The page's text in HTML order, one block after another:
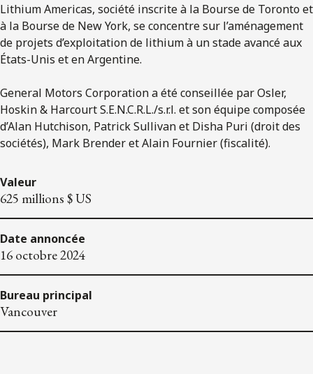
Lithium Americas, société inscrite à la Bourse de Toronto et
à la Bourse de New York, se concentre sur l’aménagement
de projets d’exploitation de lithium à un stade avancé aux
États-Unis et en Argentine.
General Motors Corporation a été conseillée par Osler,
Hoskin & Harcourt S.E.N.C.R.L./s.r.l. et son équipe composée
d’Alan Hutchison, Patrick Sullivan et Disha Puri (droit des
sociétés), Mark Brender et Alain Fournier (fiscalité).
Valeur
625 millions $ US
Date annoncée
16 octobre 2024
Bureau principal
Vancouver